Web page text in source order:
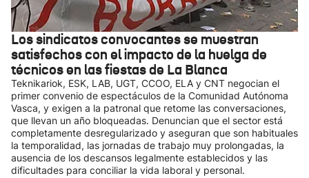
Los sindicatos convocantes se muestran
satisfechos con el impacto de la huelga de
técnicos en las fiestas de La Blanca
Teknikariok, ESK, LAB, UGT, CCOO, ELA y CNT negocian el
primer convenio de espectáculos de la Comunidad Autónoma
Vasca, y exigen a la patronal que retome las conversaciones,
que llevan un año bloqueadas. Denuncian que el sector está
completamente desregularizado y aseguran que son habituales
la temporalidad, las jornadas de trabajo muy prolongadas, la
ausencia de los descansos legalmente establecidos y las
dificultades para conciliar la vida laboral y personal.